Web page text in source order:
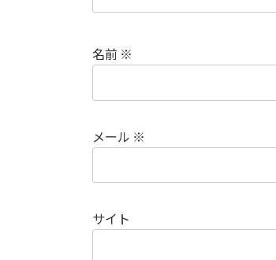
名前 ※
メール ※
サイト